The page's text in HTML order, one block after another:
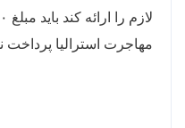
مهاجرت استرالیا پرداخت